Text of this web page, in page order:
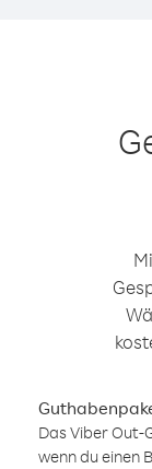
Das Viber Out-
wenn du einen